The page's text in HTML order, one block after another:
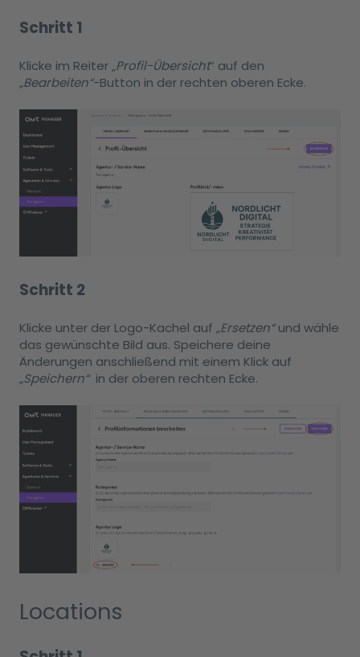
Schritt 1
Klicke im Reiter „Profil-Übersicht“ auf den
„Bearbeiten“-Button in der rechten oberen Ecke.
Schritt 2
Klicke unter der Logo-Kachel auf „Ersetzen“und wähle
das gewünschte Bild aus. Speichere deine
Änderungen anschließend mit einem Klick auf
„Speichern“in der oberen rechten Ecke.
Locations